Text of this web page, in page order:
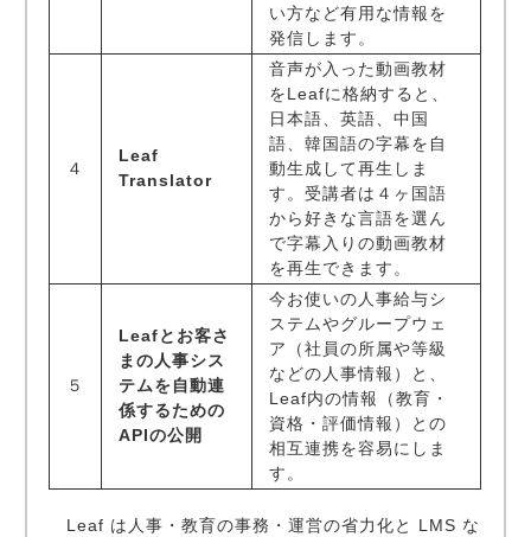
い方など有用な情報を
発信します。
４
Leaf
Translator
音声が入った動画教材
をLeafに格納すると、
日本語、英語、中国
語、韓国語の字幕を自
動生成して再生しま
す。受講者は４ヶ国語
から好きな言語を選ん
で字幕入りの動画教材
を再生できます。
５
Leafとお客さ
まの人事シス
テムを自動連
係するための
APIの公開
今お使いの人事給与シ
ステムやグループウェ
ア（社員の所属や等級
などの人事情報）と、
Leaf内の情報（教育・
資格・評価情報）との
相互連携を容易にしま
す。
Leaf は人事・教育の事務・運営の省力化と LMS な